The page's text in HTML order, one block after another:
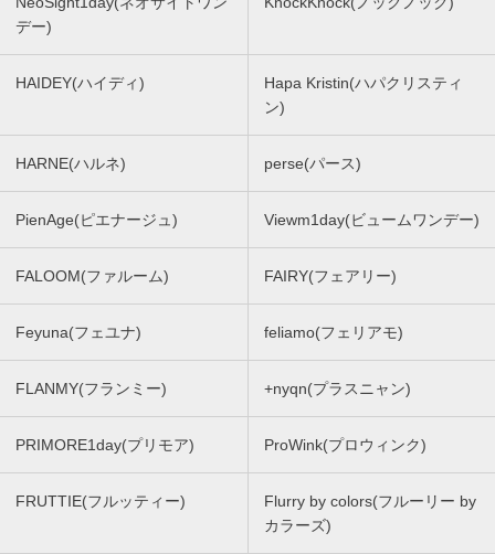
デー)
HAIDEY(ハイディ)
Hapa Kristin(ハパクリスティ
ン)
HARNE(ハルネ) perse(パース)
PienAge(ピエナージュ) Viewm1day(ビュームワンデー)
FALOOM(ファルーム) FAIRY(フェアリー)
Feyuna(フェユナ) feliamo(フェリアモ)
FLANMY(フランミー) +nyqn(プラスニャン)
PRIMORE1day(プリモア) ProWink(プロウィンク)
FRUTTIE(フルッティー)
Flurry by colors(フルーリー by
カラーズ)